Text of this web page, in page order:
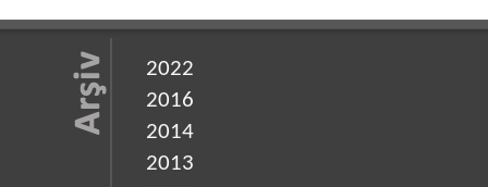
2022
2016
2014
2013